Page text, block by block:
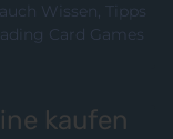
Wissen, Tipps
Card Games
kaufen